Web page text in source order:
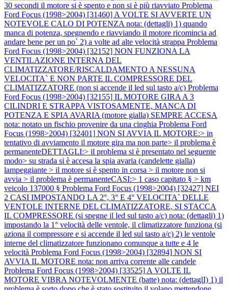
30 secondi il motore si è spento e non si è più riavviato Problema
Ford Focus (1998>2004) [31460] A VOLTE SI AVVERTE UN
NOTEVOLE CALO DI POTENZA nota: (dettagli) 1) quando
manca di potenza, spegnendo e riavviando il motore ricomincia ad
andare bene per un po` 2) a volte ad alte velocità strappa Problema
Ford Focus (1998>2004) [32152] NON FUNZIONA LA
VENTILAZIONE INTERNA DEL
CLIMATIZZATORE/RISCALDAMENTO A NESSUNA
VELOCITA` E NON PARTE IL COMPRESSORE DEL
CLIMATIZZATORE (non si accende il led sul tasto a/c) Problema
Ford Focus (1998>2004) [32155] IL MOTORE GIRA A 3
CILINDRI E STRAPPA VISTOSAMENTE, MANCA DI
POTENZA E SPIA AVARIA (motore gialla) SEMPRE ACCESA
nota: notato un fischio provenire da una cinghia Problema Ford
Focus (1998>2004) [32401] NON SI AVVIA IL MOTORE:> in
tentativo di avviamento il motore gira ma non parte> il problema è
permanenteDETTAGLI:> il problema si è presentato nel seguente
modo> su strada si è accesa la spia avaria (candelette gialla)
lampeggiante > il motore si è spento in corsa > il motore non si
avvia > il problema è permanenteCASI:> 1 caso capitato § > km
veicolo 137000 § Problema Ford Focus (1998>2004) [32427] NEI
2 CASI IMPOSTANDO LA 2°, 3° E 4° VELOCITA` DELLE
VENTOLE INTERNE DEL CLIMATIZZATORE, SI STACCA
IL COMPRESSORE (si spegne il led sul tasto a/c) nota: (dettagli) 1)
impostando la 1° velocità delle ventole, il climatizzatore funziona (si
aziona il compressore e si accende il led sul tasto a/c) 2) le ventole
interne del climatizzatore funzionano comunque a tutte e 4 le
velocità Problema Ford Focus (1998>2004) [32894] NON SI
AVVIA IL MOTORE nota: non arriva corrente alle candele
Problema Ford Focus (1998>2004) [33525] A VOLTE IL
MOTORE VIBRA NOTEVOLMENTE (batte) nota: (dettaglI) 1) il